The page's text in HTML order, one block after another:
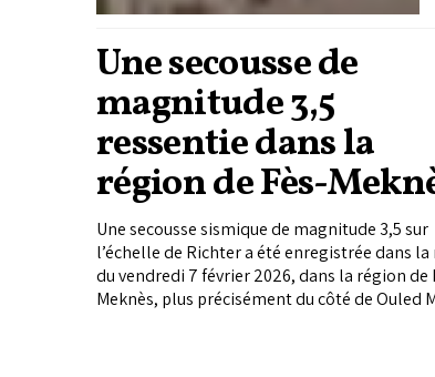
Une secousse de
magnitude 3,5
ressentie dans la
région de Fès-
Une secousse sismique de magnitude 3,5 sur
l’échelle de Richter a été enregistrée dans
du vendredi 7 février 2026, dans la région de
Meknès, plus précisément du côté de Ouled